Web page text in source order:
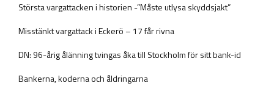
Största vargattacken i historien -”Måste utlysa skyddsjakt”
Misstänkt vargattack i Eckerö – 17 får rivna
DN: 96-årig ålänning tvingas åka till Stockholm för sitt bank-id
Bankerna, koderna och åldringarna